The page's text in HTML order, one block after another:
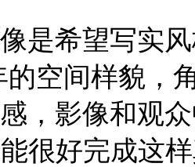
是希望写实
的空间样貌，
，影像和观
能很好完成这